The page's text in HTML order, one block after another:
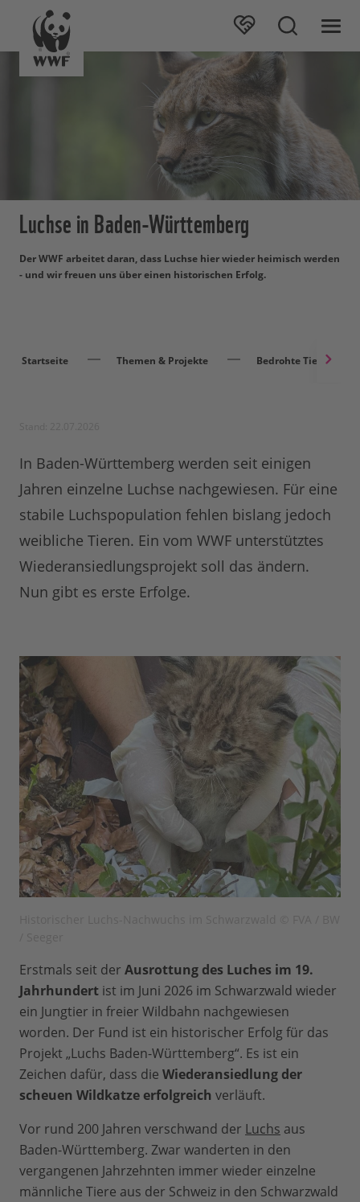
Luchse in Baden-Württemberg
Der WWF arbeitet daran, dass Luchse hier wieder heimisch werden
- und wir freuen uns über einen historischen Erfolg.
Startseite Themen & Projekte Bedrohte Tierarten
In Baden-Württemberg werden seit einigen
Jahren einzelne Luchse nachgewiesen. Für eine
stabile Luchspopulation fehlen bislang jedoch
weibliche Tieren. Ein vom WWF unterstütztes
Wiederansiedlungsprojekt soll das ändern.
Nun gibt es erste Erfolge.
Erstmals seit der Ausrottung des Luches im 19.
Jahrhundert ist im Juni 2026 im Schwarzwald wieder
ein Jungtier in freier Wildbahn nachgewiesen
worden. Der Fund ist ein historischer Erfolg für das
Projekt „Luchs Baden-Württemberg“. Es ist ein
Zeichen dafür, dass die Wiederansiedlung der
scheuen Wildkatze erfolgreich verläuft.
Vor rund 200 Jahren verschwand der Luchs aus
Baden-Württemberg. Zwar wanderten in den
vergangenen Jahrzehnten immer wieder einzelne
männliche Tiere aus der Schweiz in den Schwarzwald